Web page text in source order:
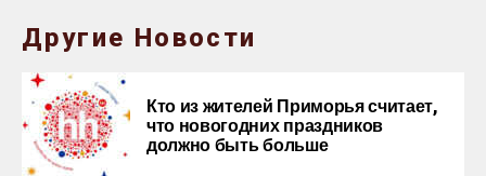
Другие Новости
Кто из жителей Приморья считает,
что новогодних праздников
должно быть больше